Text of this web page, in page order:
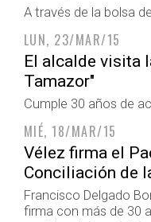
A través de la bolsa
LUN, 23/MAR/15
El alcalde visita
Tamazor"
Cumple 30 años de
MIÉ, 18/MAR/15
Vélez firma el
Conciliación de
Francisco Delgado
firma con más de 30